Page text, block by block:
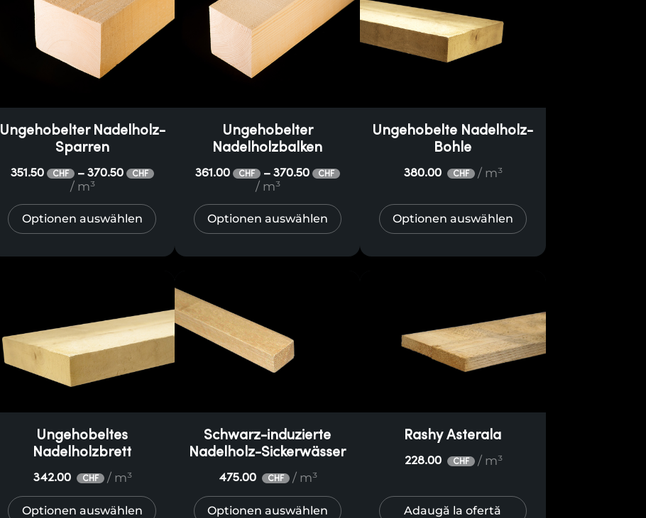
Ungehobelter Nadelholz-
Sparren
351.50 CHF – 370.50 CHF
/ m³
Optionen auswählen
Ungehobelter
Nadelholzbalken
361.00 CHF – 370.50 CHF
/ m³
Optionen auswählen
Ungehobelte Nadelholz-
Bohle
380.00 CHF / m³
Optionen auswählen
Ungehobeltes
Nadelholzbrett
342.00 CHF / m³
Optionen auswählen
Schwarz-induzierte
Nadelholz-Sickerwässer
475.00 CHF / m³
Optionen auswählen
Rashy Asterala
228.00 CHF / m³
Adaugă la ofertă